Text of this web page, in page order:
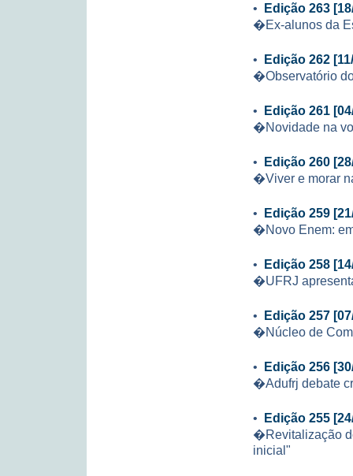
• Edição 263
�Ex-alunos da
• Edição 262
�Observatório
• Edição 261
�Novidade na
• Edição 260
�Viver e morar
• Edição 259
�Novo Enem:
• Edição 258
�UFRJ
• Edição 257
�Núcleo de
• Edição 256
�Adufrj debate
• Edição 255
�Revitalização
inicial"